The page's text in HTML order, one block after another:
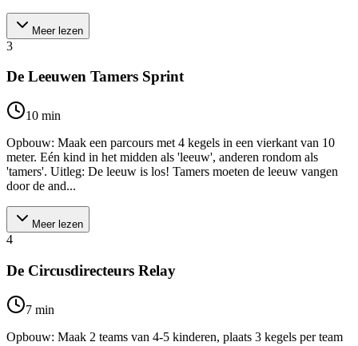
Meer lezen
3
De Leeuwen Tamers Sprint
10 min
Opbouw: Maak een parcours met 4 kegels in een vierkant van 10
meter. Eén kind in het midden als 'leeuw', anderen rondom als
'tamers'. Uitleg: De leeuw is los! Tamers moeten de leeuw vangen
door de and...
Meer lezen
4
De Circusdirecteurs Relay
7 min
Opbouw: Maak 2 teams van 4-5 kinderen, plaats 3 kegels per team